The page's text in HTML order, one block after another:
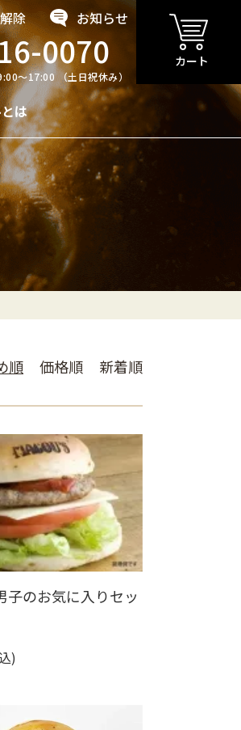
除 お知らせ
0070
〜17:00 （土日祝休み）
カート
は
順 価格順 新着順
子のお気に入りセッ
)